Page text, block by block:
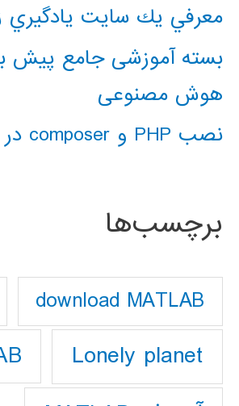
معرفي يك سايت يادگيري
بسته آموزشی جامع پیش
هوش مصنوعی
نصب PHP و composer در ویندوز 10
برچسب‌ها
download MATLAB
Lonely planet